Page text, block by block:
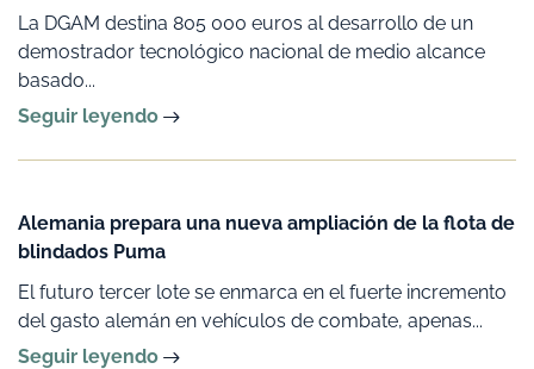
La DGAM destina 805 000 euros al desarrollo de un
demostrador tecnológico nacional de medio alcance
basado...
Seguir leyendo
Alemania prepara una nueva ampliación de la flota de
blindados Puma
El futuro tercer lote se enmarca en el fuerte incremento
del gasto alemán en vehículos de combate, apenas...
Seguir leyendo